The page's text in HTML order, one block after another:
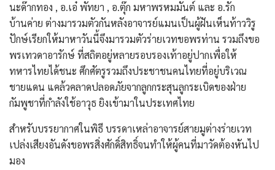
นะด๊ากทอง , อ.เอ๋ พัทยา , อ.ตุ๊ก มหาพรหมมันต์ และ อ.รัก
บ้านค่าย ต่างมารวมตัวกันหลังอาจารย์แมนเป็นผู้ฝันเห็นท้าววิรู
ปักษ์เรียกให้มาหาวันนี้จึงมารวมตัวร่ายเวทขอพรท่าน รวมถึงขอ
พรเทวดาอารักษ์ ที่สถิตอยู่หลายรอบรองเท้าอยู่ปากเพื่อให้
ทหารไทยได้ชนะ ศึกศัตรูรวมถึงประชาชนคนไทยที่อยู่บริเวณ
ชายแดน แคล้วคลาดปลอดภัยจากลูกกระสุนลูกระเบิดของฝ่าย
กัมพูชาที่กำลังใช้อาวุธ ยิงเข้ามาในประเทศไทย
สำหรับบรรยากาศในพิธี บรรดาเหล่าอาจารย์สายมูต่างร่ายเวท
เปล่งเสียงอันดังขอพรสิ่งศักดิ์สิทธิ์จนทำให้ผู้คนที่มาวัดต้องหันไป
มอง